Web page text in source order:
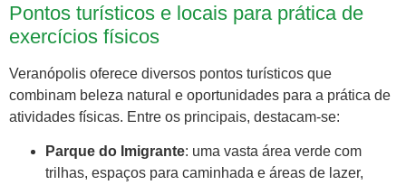
Pontos turísticos e locais para prática de
exercícios físicos
Veranópolis oferece diversos pontos turísticos que
combinam beleza natural e oportunidades para a prática de
atividades físicas. Entre os principais, destacam-se:
Parque do Imigrante: uma vasta área verde com
trilhas, espaços para caminhada e áreas de lazer,